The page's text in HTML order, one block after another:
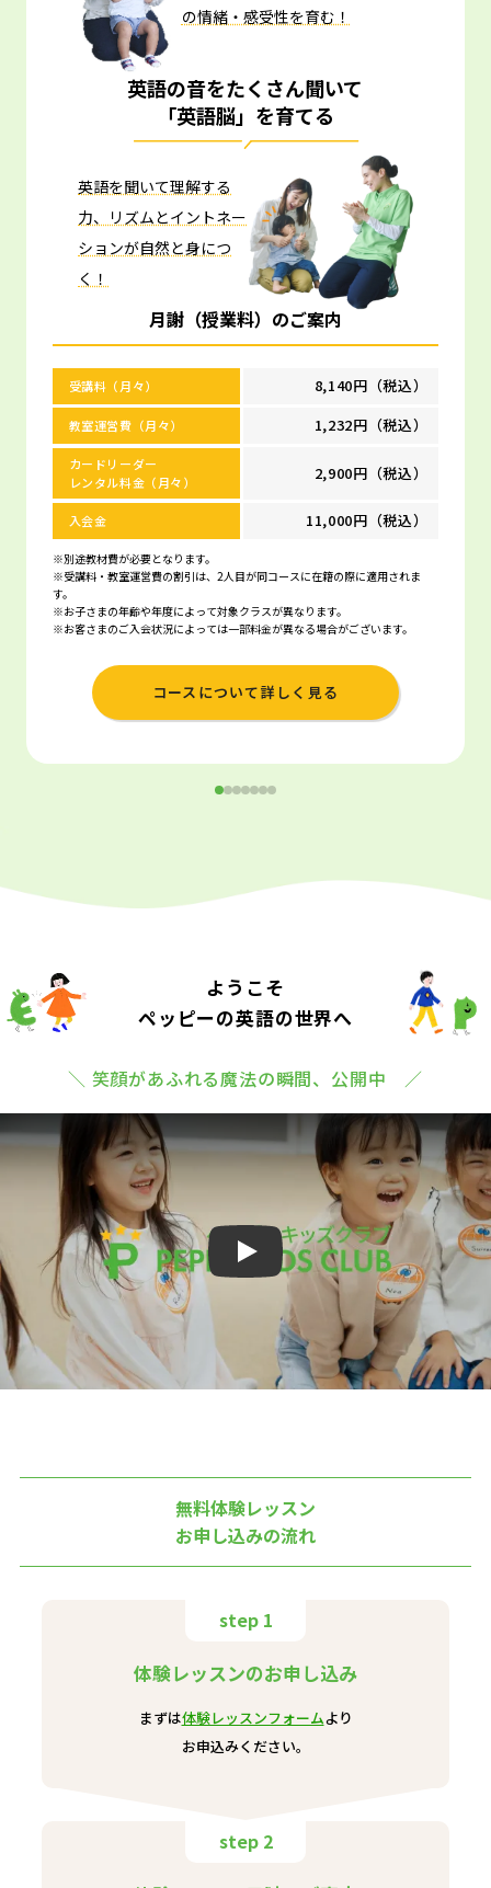
の情緒・感受性を育む！
英語の音をたくさん聞いて
「英語脳」を育てる
英語を聞いて理解する
力、リズムとイントネー
ションが自然と身につ
く！
月謝（授業料）のご案内
受講料（月々） 8,140円（税込）
教室運営費（月々） 1,232円（税込）
カードリーダー
レンタル料金（月々）
2,900円（税込）
入会金 11,000円（税込）
※別途教材費が必要となります。
※受講料・教室運営費の割引は、2人目が同コースに在籍の際に適用されま
す。
※お子さまの年齢や年度によって対象クラスが異なります。
※お客さまのご入会状況によっては一部料金が異なる場合がございます。
コースについて詳しく見る
ようこそ
ペッピーの英語の世界へ
＼ 笑顔があふれる魔法の瞬間、公開中 ／
Play
無料体験レッスン
お申し込みの流れ
step 1
体験レッスンのお申し込み
まずは体験レッスンフォームより
お申込みください。
step 2